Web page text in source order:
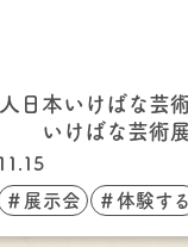
日本いけばな芸
ばな芸術展
＃展示会 ＃体験する